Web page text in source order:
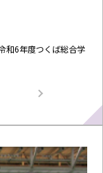
和6年度つくば総合学